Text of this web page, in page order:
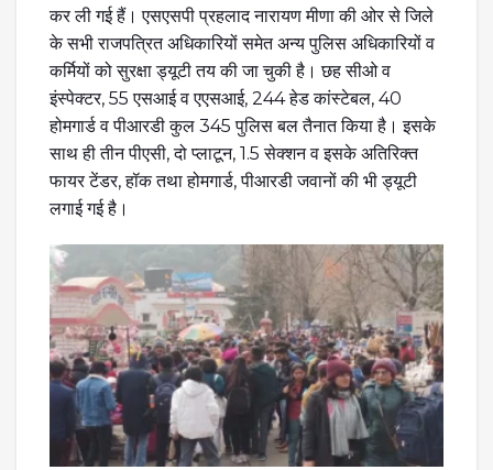
कर ली गई हैं। एसएसपी प्रहलाद नारायण मीणा की ओर से जिले
के सभी राजपत्रित अधिकारियों समेत अन्य पुलिस अधिकारियों व
कर्मियों को सुरक्षा ड्यूटी तय की जा चुकी है। छह सीओ व
इंस्पेक्टर, 55 एसआई व एएसआई, 244 हेड कांस्टेबल, 40
होमगार्ड व पीआरडी कुल 345 पुलिस बल तैनात किया है। इसके
साथ ही तीन पीएसी, दो प्लाटून, 1.5 सेक्शन व इसके अतिरिक्त
फायर टेंडर, हॉक तथा होमगार्ड, पीआरडी जवानों की भी ड्यूटी
लगाई गई है।